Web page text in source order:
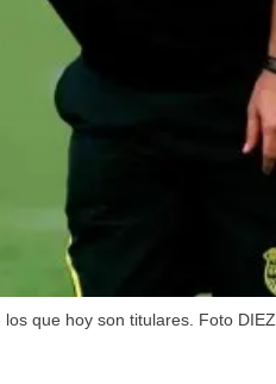
que hoy son titulares. Foto DIEZ